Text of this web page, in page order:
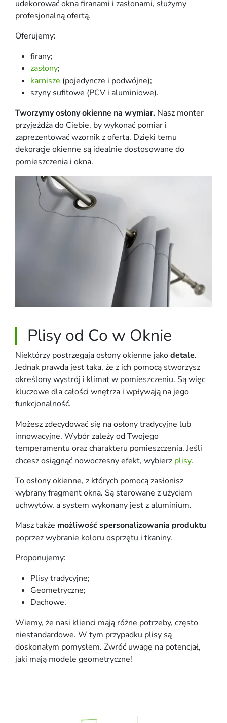
udekorować okna firanami i zasłonami, służymy
profesjonalną ofertą.
Oferujemy:
firany;
zasłony;
karnisze (pojedyncze i podwójne);
szyny sufitowe (PCV i aluminiowe).
Tworzymy osłony okienne na wymiar. Nasz monter
przyjeżdża do Ciebie, by wykonać pomiar i
zaprezentować wzornik z ofertą. Dzięki temu
dekoracje okienne są idealnie dostosowane do
pomieszczenia i okna.
Plisy od Co w Oknie
Niektórzy postrzegają osłony okienne jakodetale.
Jednak prawda jest taka, że z ich pomocą stworzysz
określony wystrój i klimat w pomieszczeniu. Są więc
kluczowe dla całości wnętrza i wpływają na jego
funkcjonalność.
Możesz zdecydować się na osłony tradycyjne lub
innowacyjne. Wybór zależy od Twojego
temperamentu oraz charakteru pomieszczenia. Jeśli
chcesz osiągnąć nowoczesny efekt, wybierz plisy.
To osłony okienne, z których pomocą zasłonisz
wybrany fragment okna. Są sterowane z użyciem
uchwytów, a system wykonany jest z aluminium.
Masz także możliwość spersonalizowania produktu
poprzez wybranie koloru osprzętu i tkaniny.
Proponujemy:
Plisy tradycyjne;
Geometryczne;
Dachowe.
Wiemy, że nasi klienci mają różne potrzeby, często
niestandardowe. W tym przypadku plisy są
doskonałym pomysłem. Zwróć uwagę na potencjał,
jaki mają modele geometryczne!